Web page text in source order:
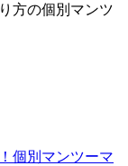
方の個別マンツ
個別マンツーマ